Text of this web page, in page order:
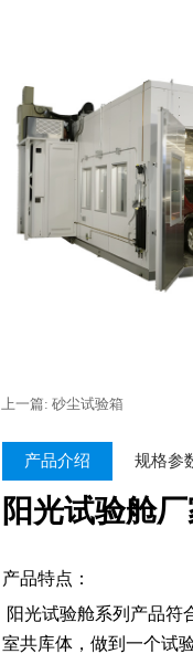
上一篇: 砂尘试验箱
产品介绍 规格参
阳光试验舱
产品特点：
阳光试验舱系列产品符
室共库体，做到一个试